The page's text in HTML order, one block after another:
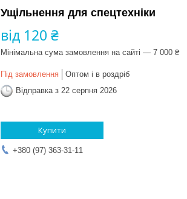
Ущільнення для спецтехніки
від 120 ₴
Мінімальна сума замовлення на сайті — 7 000 ₴
Під замовлення
Оптом і в роздріб
Відправка з 22 серпня 2026
Купити
+380 (97) 363-31-11